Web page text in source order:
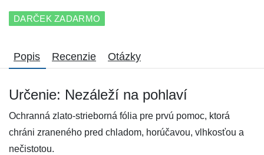
DARČEK ZADARMO
Popis Recenzie Otázky
Určenie: Nezáleží na pohlaví
Ochranná zlato-strieborná fólia pre prvú pomoc, ktorá
chráni zraneného pred chladom, horúčavou, vlhkosťou a
nečistotou.